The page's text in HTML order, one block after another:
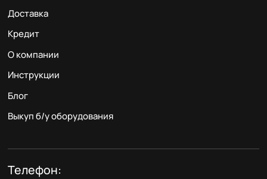
Доставка
Кредит
О компании
Инструкции
Блог
Выкуп б/у оборудования
Телефон: